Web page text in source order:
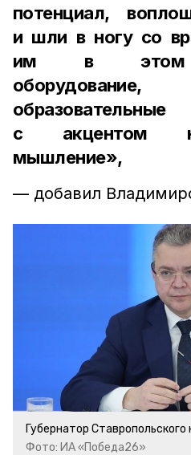
потенциал,
и шли в ногу со
им в этом
с акцентом
мышление»,
— добавил
Губернатор Ставропольского
Фото: ИА «Победа26»